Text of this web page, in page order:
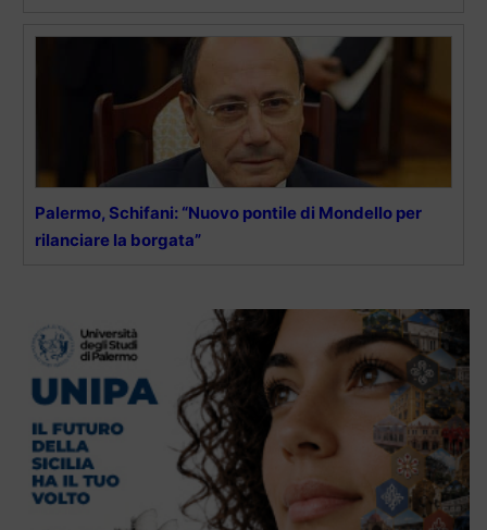
Palermo, Schifani: “Nuovo pontile di Mondello per
rilanciare la borgata”